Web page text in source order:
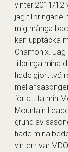
vinter 2011/12
jag tillbringade
mig många
kan upptäcka
Chamonix.
tillbringa mina
hade gjort två
för att ta min
Mountain
grund av
hade mina
vintern var